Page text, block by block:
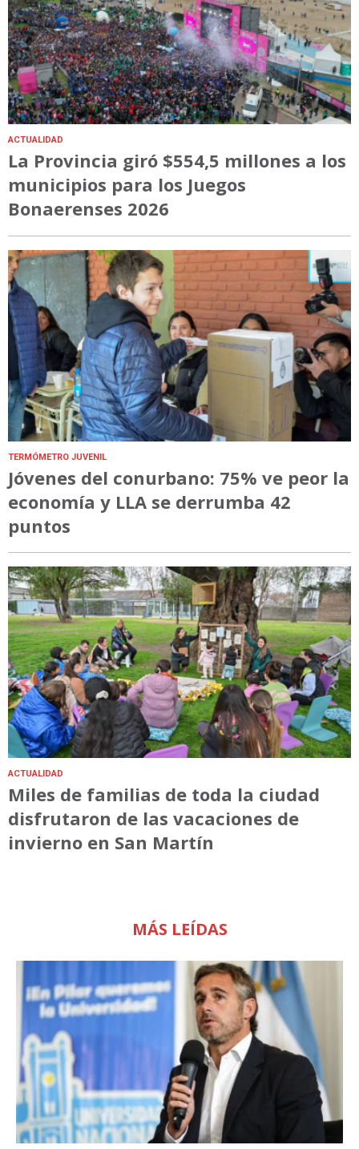
ACTUALIDAD
La Provincia giró $554,5 millones a los
municipios para los Juegos
Bonaerenses 2026
TERMÓMETRO JUVENIL
Jóvenes del conurbano: 75% ve peor la
economía y LLA se derrumba 42
puntos
ACTUALIDAD
Miles de familias de toda la ciudad
disfrutaron de las vacaciones de
invierno en San Martín
MÁS LEÍDAS